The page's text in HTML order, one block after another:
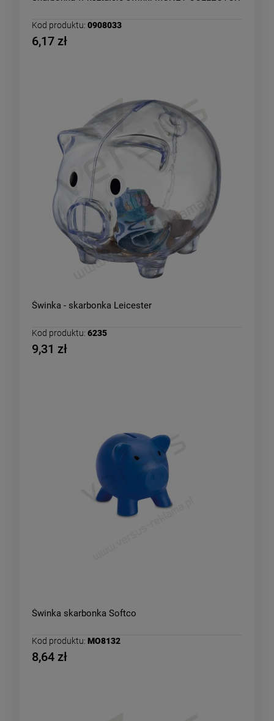
Kod produktu: 0908033
6,17 zł
Świnka - skarbonka Leicester
Kod produktu: 6235
9,31 zł
Świnka skarbonka Softco
Kod produktu: MO8132
8,64 zł